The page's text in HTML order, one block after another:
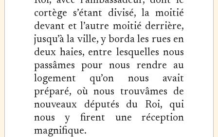
cortège s’étant divisé, la moitié
devant et l’autre moitié derrière,
jusqu’à la ville, y borda les rues en
deux haies, entre lesquelles nous
passâmes pour nous rendre au
logement qu’on nous avait
préparé, où nous trouvâmes de
nouveaux députés du Roi, qui
nous y firent une réception
magnifique.